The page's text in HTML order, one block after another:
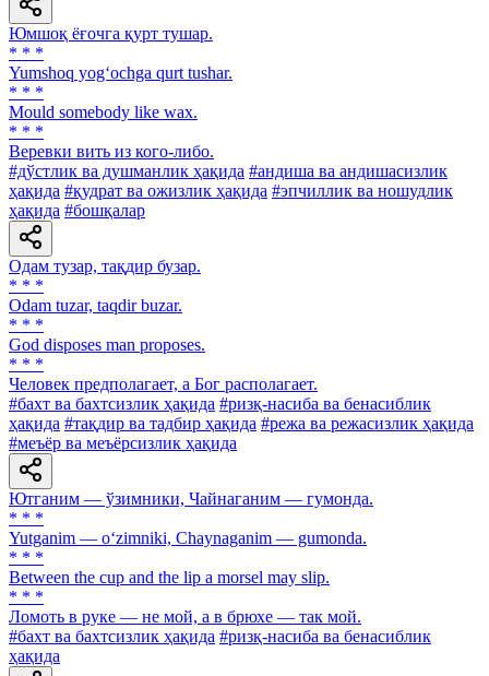
Юмшоқ ёғочга қурт тушар.
* * *
Yumshoq yog‘ochga qurt tushar.
* * *
Mould somebody like wax.
* * *
Веревки вить из кого-либо.
#дўстлик ва душманлик ҳақида #андиша ва андишасизлик
ҳақида #қудрат ва ожизлик ҳақида #эпчиллик ва ношудлик
ҳақида #бошқалар
Одам тузар, тақдир бузар.
* * *
Odam tuzar, taqdir buzar.
* * *
God disposes man proposes.
* * *
Человек предполагает, а Бог располагает.
#бахт ва бахтсизлик ҳақида #ризқ-насиба ва бенасиблик
ҳақида #тақдир ва тадбир ҳақида #режа ва режасизлик ҳақида
#меъёр ва меъёрсизлик ҳақида
Ютганим — ўзимники, Чайнаганим — гумонда.
* * *
Yutganim — o‘zimniki, Chaynaganim — gumonda.
* * *
Between the cup and the lip a morsel may slip.
* * *
Ломоть в руке — не мой, а в брюхе — так мой.
#бахт ва бахтсизлик ҳақида #ризқ-насиба ва бенасиблик
ҳақида